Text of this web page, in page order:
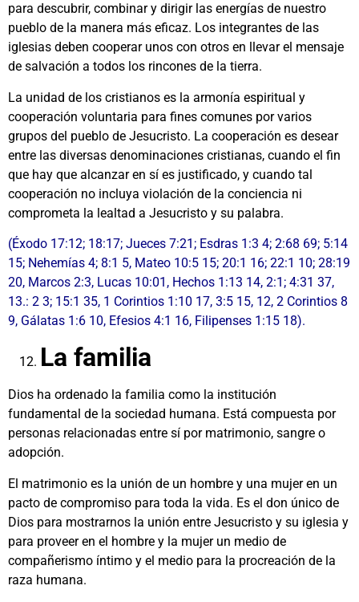
para descubrir, combinar y dirigir las energías de nuestro
pueblo de la manera más eficaz. Los integrantes de las
iglesias deben cooperar unos con otros en llevar el mensaje
de salvación a todos los rincones de la tierra.
La unidad de los cristianos es la armonía espiritual y
cooperación voluntaria para fines comunes por varios
grupos del pueblo de Jesucristo. La cooperación es desear
entre las diversas denominaciones cristianas, cuando el fin
que hay que alcanzar en sí es justificado, y cuando tal
cooperación no incluya violación de la conciencia ni
comprometa la lealtad a Jesucristo y su palabra.
(Éxodo 17:12; 18:17; Jueces 7:21; Esdras 1:3 4; 2:68 69; 5:14
15; Nehemías 4; 8:1 5, Mateo 10:5 15; 20:1 16; 22:1 10; 28:19
20, Marcos 2:3, Lucas 10:01, Hechos 1:13 14, 2:1; 4:31 37,
13.: 2 3; 15:1 35, 1 Corintios 1:10 17, 3:5 15, 12, 2 Corintios 8
9, Gálatas 1:6 10, Efesios 4:1 16, Filipenses 1:15 18).
La familia
Dios ha ordenado la familia como la institución
fundamental de la sociedad humana. Está compuesta por
personas relacionadas entre sí por matrimonio, sangre o
adopción.
El matrimonio es la unión de un hombre y una mujer en un
pacto de compromiso para toda la vida. Es el don único de
Dios para mostrarnos la unión entre Jesucristo y su iglesia y
para proveer en el hombre y la mujer un medio de
compañerismo íntimo y el medio para la procreación de la
raza humana.